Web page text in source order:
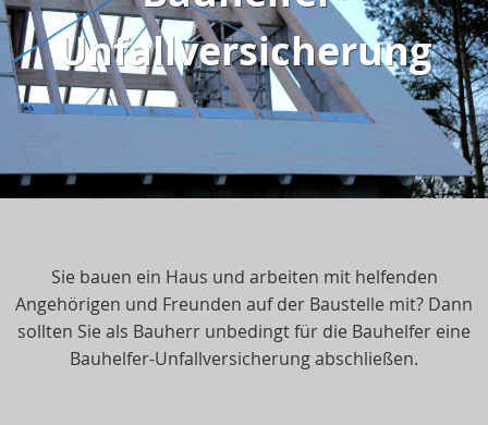
Unfallversicherung
Sie bauen ein Haus und arbeiten mit helfenden
Angehörigen und Freunden auf der Baustelle mit? Dann
sollten Sie als Bauherr unbedingt für die Bauhelfer eine
Bauhelfer-Unfallversicherung abschließen.